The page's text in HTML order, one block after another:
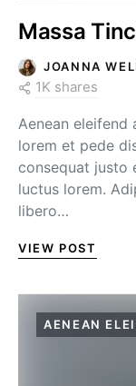
Massa
JOANNA
1K shares
Aenean eleifend
lorem et pede
consequat justo
luctus lorem.
libero…
VIEW POST
AENEAN